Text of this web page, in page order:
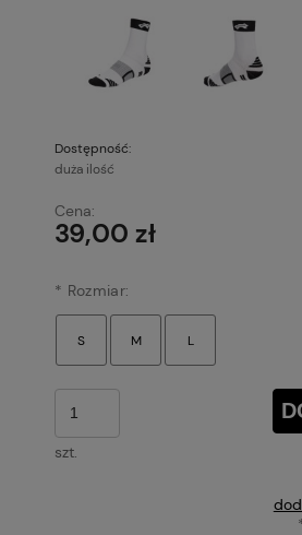
Dostępność:
duża ilość
Cena:
39,00 zł
* Rozmiar:
szt.